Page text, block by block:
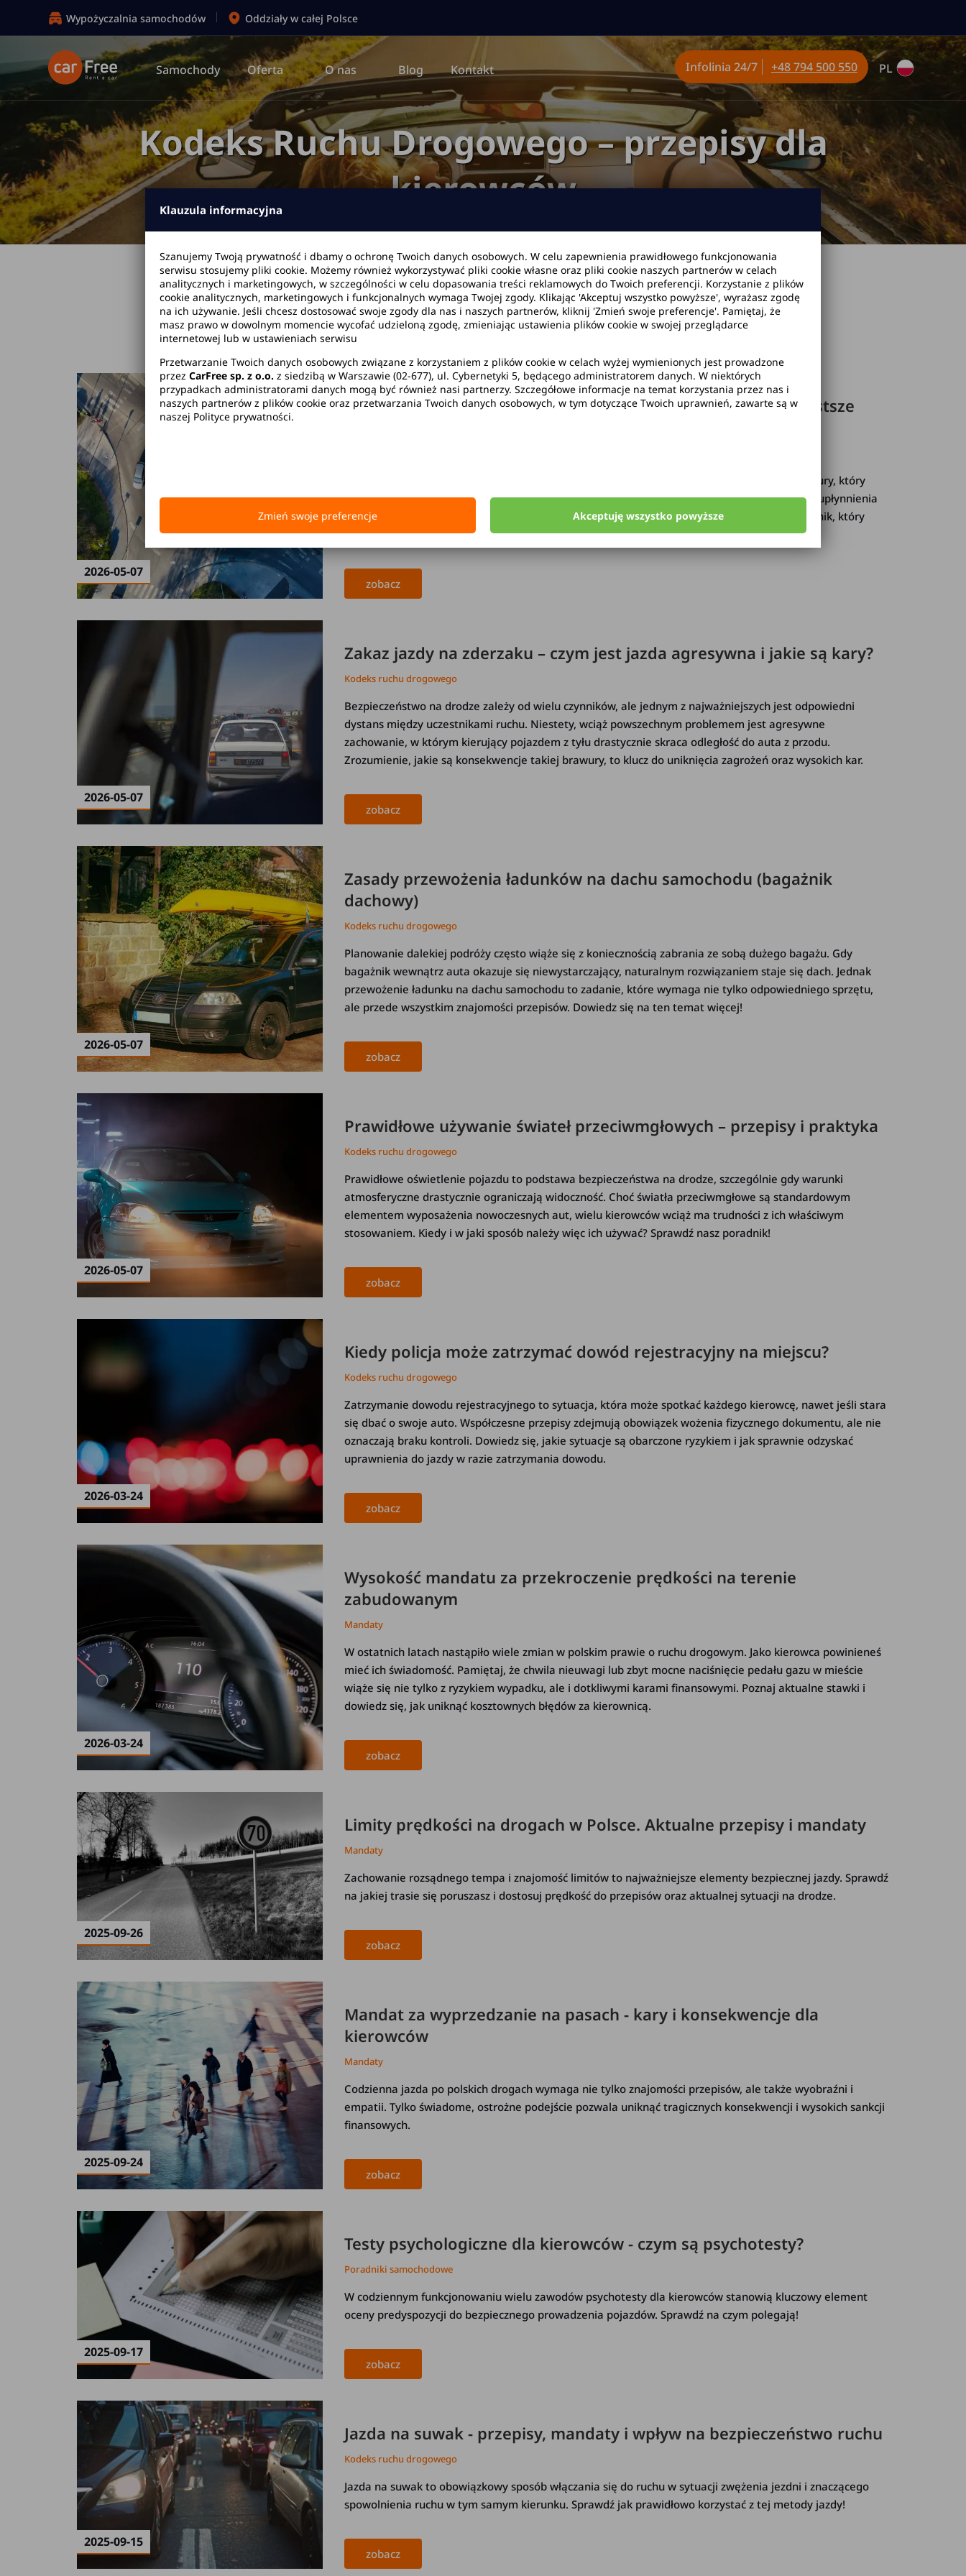
Kodeks Ruchu Drogowego – przepisy dla
kierowców
Wypożyczalnia samochodów Oddziały w całej Polsce
Samochody Oferta O nas Blog Kontakt Infolinia 24/7 +48 794 500 550 PL
Strona główna Blog Kodeks ruchu drogowego
2026-05-07
Jak zachować się na rondzie dwupasmowym? Zasady i najczęstsze
Poruszanie się po współczesnych miasta to spore wyzwanie. Jednym z elementów infrastruktury, który
wciąż budzi najwięcej niepewności, jest rondo dwupasmowe. Choć zaprojektowano je w celu upłynnienia
ruchu, dla wielu osób pozostaje ono źródłem stresu. Właśnie dlatego przygotowaliśmy poradnik, który
pomoże Ci bezstresowo pokonać każde skrzyżowanie o ruchu okrężnym w Polsce i za granicą.
zobacz
2026-05-07
Zakaz jazdy na zderzaku – czym jest jazda agresywna i jakie są kary?
Kodeks ruchu drogowego
Bezpieczeństwo na drodze zależy od wielu czynników, ale jednym z najważniejszych jest odpowiedni
dystans między uczestnikami ruchu. Niestety, wciąż powszechnym problemem jest agresywne
zachowanie, w którym kierujący pojazdem z tyłu drastycznie skraca odległość do auta z przodu.
Zrozumienie, jakie są konsekwencje takiej brawury, to klucz do uniknięcia zagrożeń oraz wysokich kar.
zobacz
2026-05-07
Zasady przewożenia ładunków na dachu samochodu (bagażnik
dachowy)
Kodeks ruchu drogowego
Planowanie dalekiej podróży często wiąże się z koniecznością zabrania ze sobą dużego bagażu. Gdy
bagażnik wewnątrz auta okazuje się niewystarczający, naturalnym rozwiązaniem staje się dach. Jednak
przewożenie ładunku na dachu samochodu to zadanie, które wymaga nie tylko odpowiedniego sprzętu,
ale przede wszystkim znajomości przepisów. Dowiedz się na ten temat więcej!
zobacz
2026-05-07
Prawidłowe używanie świateł przeciwmgłowych – przepisy i praktyka
Kodeks ruchu drogowego
Prawidłowe oświetlenie pojazdu to podstawa bezpieczeństwa na drodze, szczególnie gdy warunki
atmosferyczne drastycznie ograniczają widoczność. Choć światła przeciwmgłowe są standardowym
elementem wyposażenia nowoczesnych aut, wielu kierowców wciąż ma trudności z ich właściwym
stosowaniem. Kiedy i w jaki sposób należy więc ich używać? Sprawdź nasz poradnik!
zobacz
2026-03-24
Kiedy policja może zatrzymać dowód rejestracyjny na miejscu?
Kodeks ruchu drogowego
Zatrzymanie dowodu rejestracyjnego to sytuacja, która może spotkać każdego kierowcę, nawet jeśli stara
się dbać o swoje auto. Współczesne przepisy zdejmują obowiązek wożenia fizycznego dokumentu, ale nie
oznaczają braku kontroli. Dowiedz się, jakie sytuacje są obarczone ryzykiem i jak sprawnie odzyskać
uprawnienia do jazdy w razie zatrzymania dowodu.
zobacz
2026-03-24
Wysokość mandatu za przekroczenie prędkości na terenie
zabudowanym
Mandaty
W ostatnich latach nastąpiło wiele zmian w polskim prawie o ruchu drogowym. Jako kierowca powinieneś
mieć ich świadomość. Pamiętaj, że chwila nieuwagi lub zbyt mocne naciśnięcie pedału gazu w mieście
wiąże się nie tylko z ryzykiem wypadku, ale i dotkliwymi karami finansowymi. Poznaj aktualne stawki i
dowiedz się, jak uniknąć kosztownych błędów za kierownicą.
zobacz
2025-09-26
Limity prędkości na drogach w Polsce. Aktualne przepisy i mandaty
Mandaty
Zachowanie rozsądnego tempa i znajomość limitów to najważniejsze elementy bezpiecznej jazdy. Sprawdź
na jakiej trasie się poruszasz i dostosuj prędkość do przepisów oraz aktualnej sytuacji na drodze.
zobacz
2025-09-24
Mandat za wyprzedzanie na pasach - kary i konsekwencje dla
kierowców
Mandaty
Codzienna jazda po polskich drogach wymaga nie tylko znajomości przepisów, ale także wyobraźni i
empatii. Tylko świadome, ostrożne podejście pozwala uniknąć tragicznych konsekwencji i wysokich sankcji
finansowych.
zobacz
2025-09-17
Testy psychologiczne dla kierowców - czym są psychotesty?
Poradniki samochodowe
W codziennym funkcjonowaniu wielu zawodów psychotesty dla kierowców stanowią kluczowy element
oceny predyspozycji do bezpiecznego prowadzenia pojazdów. Sprawdź na czym polegają!
zobacz
2025-09-15
Jazda na suwak - przepisy, mandaty i wpływ na bezpieczeństwo ruchu
Kodeks ruchu drogowego
Jazda na suwak to obowiązkowy sposób włączania się do ruchu w sytuacji zwężenia jezdni i znaczącego
spowolnienia ruchu w tym samym kierunku. Sprawdź jak prawidłowo korzystać z tej metody jazdy!
zobacz
Klauzula informacyjna
Szanujemy Twoją prywatność i dbamy o ochronę Twoich danych osobowych. W celu zapewnienia prawidłowego funkcjonowania
serwisu stosujemy pliki cookie. Możemy również wykorzystywać pliki cookie własne oraz pliki cookie naszych partnerów w celach
analitycznych i marketingowych, w szczególności w celu dopasowania treści reklamowych do Twoich preferencji. Korzystanie z plików
cookie analitycznych, marketingowych i funkcjonalnych wymaga Twojej zgody. Klikając 'Akceptuj wszystko powyższe', wyrażasz zgodę
na ich używanie. Jeśli chcesz dostosować swoje zgody dla nas i naszych partnerów, kliknij 'Zmień swoje preferencje'. Pamiętaj, że
masz prawo w dowolnym momencie wycofać udzieloną zgodę, zmieniając ustawienia plików cookie w swojej przeglądarce
internetowej lub w ustawieniach serwisu
Przetwarzanie Twoich danych osobowych związane z korzystaniem z plików cookie w celach wyżej wymienionych jest prowadzone
przez CarFree sp. z o.o. z siedzibą w Warszawie (02-677), ul. Cybernetyki 5, będącego administratorem danych. W niektórych
przypadkach administratorami danych mogą być również nasi partnerzy. Szczegółowe informacje na temat korzystania przez nas i
naszych partnerów z plików cookie oraz przetwarzania Twoich danych osobowych, w tym dotyczące Twoich uprawnień, zawarte są w
naszej Polityce prywatności.
Zmień swoje preferencje Akceptuję wszystko powyższe